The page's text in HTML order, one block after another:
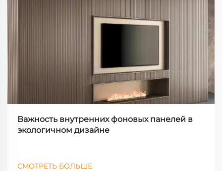
Важность внутренних фоновых панелей в
экологичном дизайне
СМОТРЕТЬ БОЛЬШЕ